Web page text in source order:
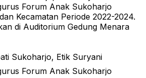
Forum Anak Sukoharjo
Kecamatan Periode 2022-2024.
di Auditorium Gedung Menara
Sukoharjo, Etik Suryani
Forum Anak Sukoharjo